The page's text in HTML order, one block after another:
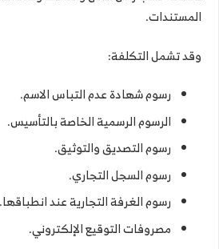
المستندات.
وقد تشمل التكلفة:
رسوم شهادة عدم التباس الاسم.
الرسوم الرسمية الخاصة بالتأسيس.
رسوم التصديق والتوثيق.
رسوم السجل التجاري.
رسوم الغرفة التجارية عند انطباقها.
مصروفات التوقيع الإلكتروني.